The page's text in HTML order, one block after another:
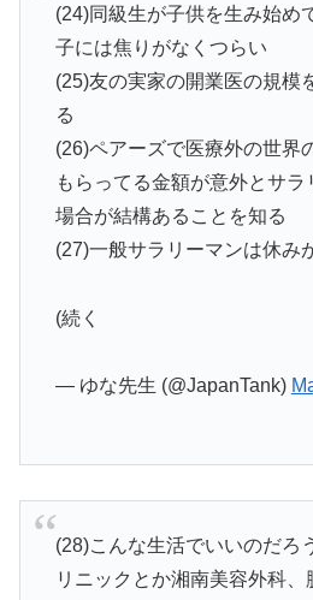
(24)同級生が子供を生み始め
子には焦りがなくつらい
(25)友の実家の開業医の規模
る
(26)ペアーズで医療外の世界
もらってる金額が意外とサ
場合が結構あることを知る
(27)一般サラリーマンは休み
(続く
— ゆな先生 (@JapanTank)
(28)こんな生活でいいのだろ
リニックとか湘南美容外科、